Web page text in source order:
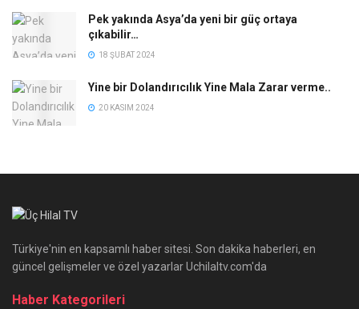
Pek yakında Asya’da yeni bir güç ortaya
çıkabilir…
18 ŞUBAT 2024
Yine bir Dolandırıcılık Yine Mala Zarar verme..
20 KASIM 2024
Türkiye'nin en kapsamlı haber sitesi. Son dakika haberleri, en
güncel gelişmeler ve özel yazarlar Uchilaltv.com'da
Haber Kategorileri